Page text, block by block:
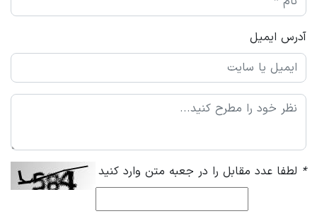
آدرس ایمیل
* لطفا عدد مقابل را در جعبه متن وارد کنید